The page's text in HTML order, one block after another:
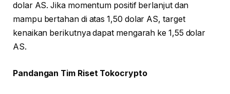
dolar AS. Jika momentum positif berlanjut dan
mampu bertahan di atas 1,50 dolar AS, target
kenaikan berikutnya dapat mengarah ke 1,55 dolar
AS.
Pandangan Tim Riset Tokocrypto